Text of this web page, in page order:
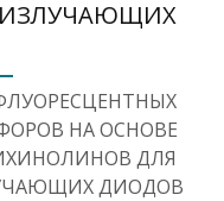
НА ОСНОВЕ
ДЛЯ
ДИОДОВ